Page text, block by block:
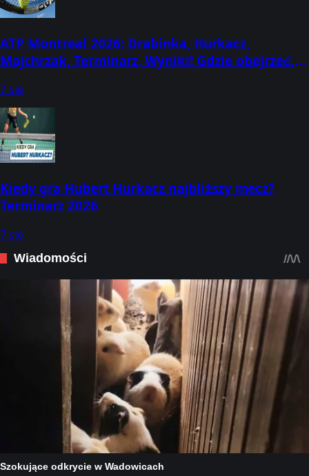
ATP Montreal 2026: Drabinka, Hurkacz,
Majchrzak, Terminarz, Wyniki! Gdzie obejrzeć,
Open]
7 sie
Kiedy gra Hubert Hurkacz najbliższy mecz?
Terminarz 2026
7 sie